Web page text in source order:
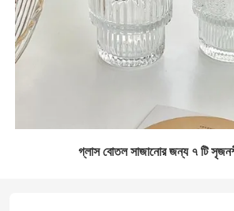
গ্লাস বোতল সাজানোর জন্য ৭ টি